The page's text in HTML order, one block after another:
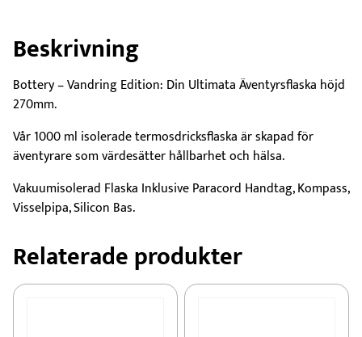
Beskrivning
Bottery – Vandring Edition: Din Ultimata Äventyrsflaska höjd
270mm.
Vår 1000 ml isolerade termosdricksflaska är skapad för
äventyrare som värdesätter hållbarhet och hälsa.
Vakuumisolerad Flaska Inklusive Paracord Handtag, Kompass,
Visselpipa, Silicon Bas.
Relaterade produkter